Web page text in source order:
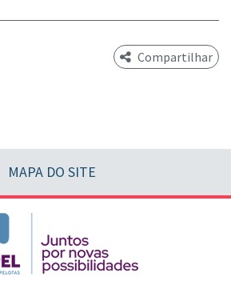
Compartilhar
MAPA DO SITE